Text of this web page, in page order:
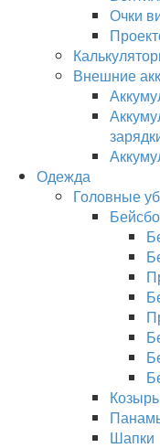
Очки
Внешние
Одежда
Головные
Шапки